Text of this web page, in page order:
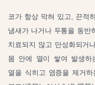
코가 항상 막혀 있고, 끈적
냄새가 나거나 두통을 동반
치료되지 않고 만성화되거
몸 안에 열이 쌓여 발생하
열을 식히고 염증을 제거